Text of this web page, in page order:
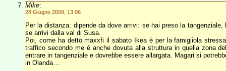
Mike:
28 Giugno 2009, 13:06
Per la distanza: dipende da dove arrivi: se hai preso la
se arrivi dalla val di Susa.
Poi, come ha detto maxxfi il sabato Ikea è per la famigliola
traffico secondo me è anche dovuta alla struttura in quella zona
entrare in tangenziale e dovrebbe essere allargata. Magari si
in Olanda…